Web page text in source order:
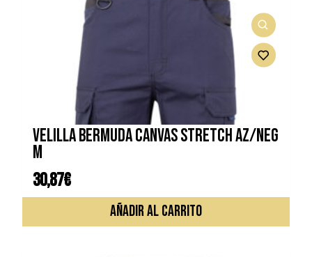
VELILLA BERMUDA CANVAS STRETCH AZ/NEG
M
30,87€
AÑADIR AL CARRITO